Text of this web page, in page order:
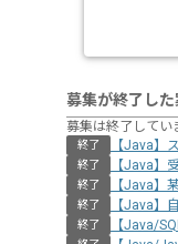
募集が終了した
募集は終了してい
終了 【Java】
終了 【Java】
終了 【Java】
終了 【Java】
終了 【Java/